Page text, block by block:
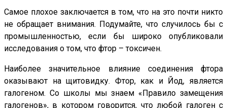
Самое плохое заключается в том, что на это почти никто
не обращает внимания. Подумайте, что случилось бы с
промышленностью, если бы широко опубликовали
исследования о том, что фтор – токсичен.
Наиболее значительное влияние соединения фтора
оказывают на щитовидку. Фтор, как и Йод, является
галогеном. Со школы мы знаем «Правило замещения
галогенов», в котором говорится, что любой галоген с